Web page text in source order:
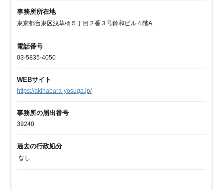
事務所所在地
東京都台東区浅草橋５丁目２番３号鈴和ビル４階A
電話番号
03-5835-4050
WEBサイト
https://akihabara-yosuga.jp/
事務所の届出番号
39240
過去の行政処分
なし